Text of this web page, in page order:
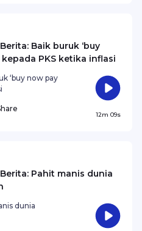
Baik buruk ‘buy
kepada PKS ketika inflasi
‘buy now pay
12m 09s
Pahit manis dunia
dunia